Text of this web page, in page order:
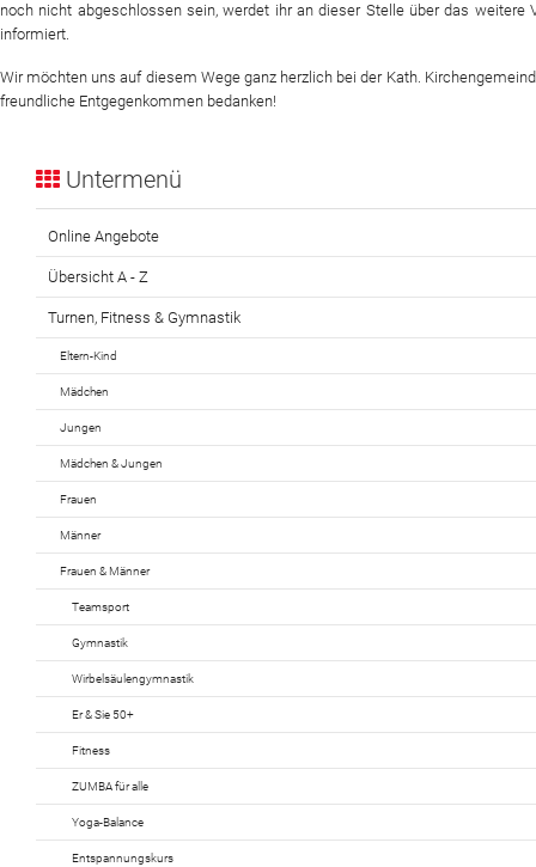
noch nicht abgeschlossen sein, werdet ihr an dieser Stelle über das weitere
informiert.
Wir möchten uns auf diesem Wege ganz herzlich bei der Kath.
freundliche Entgegenkommen bedanken!
Untermenü
Online Angebote
Übersicht A - Z
Turnen, Fitness & Gymnastik
Eltern-Kind
Mädchen
Jungen
Mädchen & Jungen
Frauen
Männer
Frauen & Männer
Teamsport
Gymnastik
Wirbelsäulengymnastik
Er & Sie 50+
Fitness
ZUMBA für alle
Yoga-Balance
Entspannungskurs